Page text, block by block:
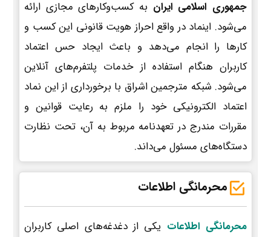
جمهوری اسلامی ایران به کسب‌وکارهای مجازی ارائه
می‌شود. اینماد در واقع احراز هویت قانونی این کسب و
کارها را انجام می‌دهد و باعث ایجاد حس اعتماد
کاربران هنگام استفاده از خدمات پلتفرم‌های آنلاین
می‌شود. شبکه مترجمین اشراق با برخورداری از این نماد
اعتماد الکترونیکی خود را ملزم به رعایت قوانین و
مقررات مندرج در تعهدنامه مربوط به آن، تحت نظارت
دستگاه‌های مسئول می‌داند.
محرمانگی اطلاعات
محرمانگی اطلاعات یکی از دغدغه‌های اصلی کاربران